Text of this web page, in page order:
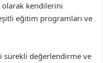
kendilerini
eğitim programları ve
sürekli değerlendirme ve